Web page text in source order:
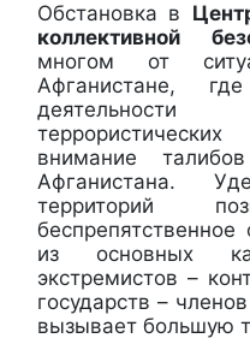
Обстановка в
коллективной
многом от
Афганистане,
внимание
Афганистана.
территорий
из основных
экстремистов –
государств –
вызывает большую